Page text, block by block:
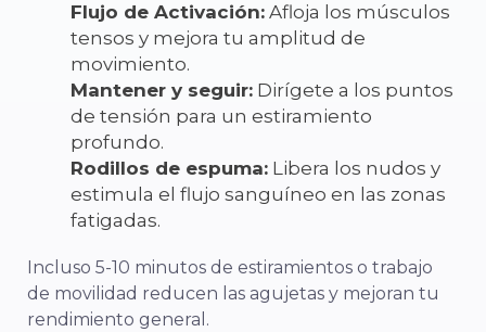
Flujo de Activación: Afloja los músculos
tensos y mejora tu amplitud de
movimiento.
Mantener y seguir: Dirígete a los puntos
de tensión para un estiramiento
profundo.
Rodillos de espuma: Libera los nudos y
estimula el flujo sanguíneo en las zonas
fatigadas.
Incluso 5-10 minutos de estiramientos o trabajo
de movilidad reducen las agujetas y mejoran tu
rendimiento general.